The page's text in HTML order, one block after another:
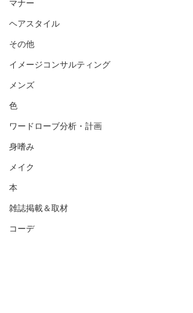
マナー
ヘアスタイル
その他
イメージコンサルティング
メンズ
色
ワードローブ分析・計画
身嗜み
メイク
本
雑誌掲載＆取材
コーデ